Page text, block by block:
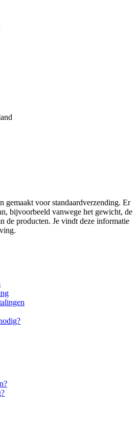
gemaakt voor standaardverzending. Er
bijvoorbeeld vanwege het gewicht, de
de producten. Je vindt deze informatie